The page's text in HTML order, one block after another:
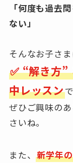
「何度も過去
ない」
そんなお子さま
✅ “解き方”
中レッスン
ぜひご興味の
さいね。
また、新学年